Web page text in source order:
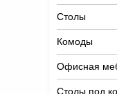
Столы
Комоды
Офисная
Столы под